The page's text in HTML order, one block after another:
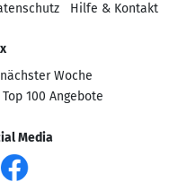
Hilfe & Kontakt
Woche
Top 100 Angebote
Media